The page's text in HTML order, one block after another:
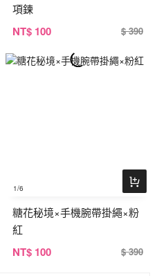
項鍊
NT$ 100 $ 390
1/6
糖花秘境×手機腕帶掛繩×粉
紅
NT$ 100 $ 390